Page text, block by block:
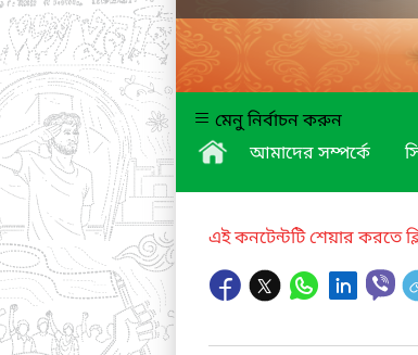
মেনু নির্বাচন করুন
আমাদের সম্পর্কে
এই কনটেন্টটি শেয়ার করতে